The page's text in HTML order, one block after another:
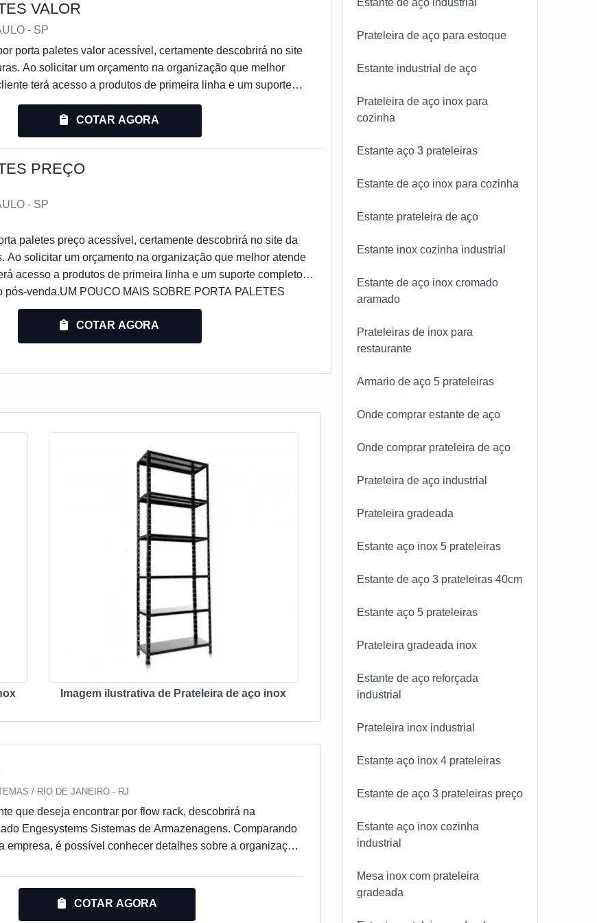
estantes sejam ajustadas e configuradas de acordo com as
a possibilidade de expansão à medida que as
ser encontradas em uma variedade de tipos, cada um
armazenamento e espaços específicos.
básico, consistindo de prateleiras horizontais apoiadas por
itens de diferentes tamanhos e pesos, oferecendo boa
estas estantes têm estruturas reforçadas que permitem
em armazéns e centros de distribuição e podem ser
espaço de armazenamento permitindo que as empilhadeiras
carregar ou descarregar paletes;
itens longos e volumosos, como madeira, tubos e barras
frontais, facilitando o acesso e a manipulação dos
usando estantes como suporte, aumentando a área útil
que as tornam adequadas para diferentes aplicações,
até a organização eficiente de itens menores e mais
específicas de armazenamento, do espaço disponível e
, venha conhecer as opções que estão disponíveis no
Clique em “cotar agora” e receba um orçamento hoje
VALOR
- SP
porta paletes valor acessível, certamente descobrirá no site
Ao solicitar um orçamento na organização que melhor
terá acesso a produtos de primeira linha e um suporte
inicial ao pós-venda.Quando o assunto é porta paletes valor
Estruturas o cliente encontrará ótima qualidade e as melhores
POUCO MA...
COTAR AGORA
PREÇO
- SP
paletes preço acessível, certamente descobrirá no site da
Ao solicitar um orçamento na organização que melhor atende
acesso a produtos de primeira linha e um suporte completo,
pós-venda.UM POUCO MAIS SOBRE PORTA PALETES
quer achar porta paletes preço acessível em uma
com seus serviços, descobre a Montiaço Es...
COTAR AGORA
Imagem ilustrativa de Prateleira de aço inox
/ RIO DE JANEIRO - RJ
que deseja encontrar por flow rack, descobrirá na
Engesystems Sistemas de Armazenagens. Comparando
empresa, é possível conhecer detalhes sobre a organização
procura de flow rack em uma empresa comprometida com
na internet a Engesystems Sistemas de Armazenagens.
COTAR AGORA
Estante de aço industrial
Prateleira de aço para estoque
Estante industrial de aço
Prateleira de aço inox para
cozinha
Estante aço 3 prateleiras
Estante de aço inox para cozinha
Estante prateleira de aço
Estante inox cozinha industrial
Estante de aço inox cromado
aramado
Prateleiras de inox para
restaurante
Armario de aço 5 prateleiras
Onde comprar estante de aço
Onde comprar prateleira de aço
Prateleira de aço industrial
Prateleira gradeada
Estante aço inox 5 prateleiras
Estante de aço 3 prateleiras 40cm
Estante aço 5 prateleiras
Prateleira gradeada inox
Estante de aço reforçada
industrial
Prateleira inox industrial
Estante aço inox 4 prateleiras
Estante de aço 3 prateleiras preço
Estante aço inox cozinha
industrial
Mesa inox com prateleira
gradeada